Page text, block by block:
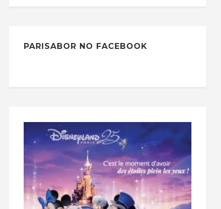
PARISABOR NO FACEBOOK